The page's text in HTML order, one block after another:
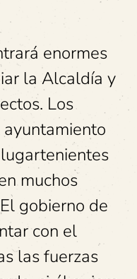
enormes
la Alcaldía y
Los
muchos
gobierno de
con el
las fuerzas